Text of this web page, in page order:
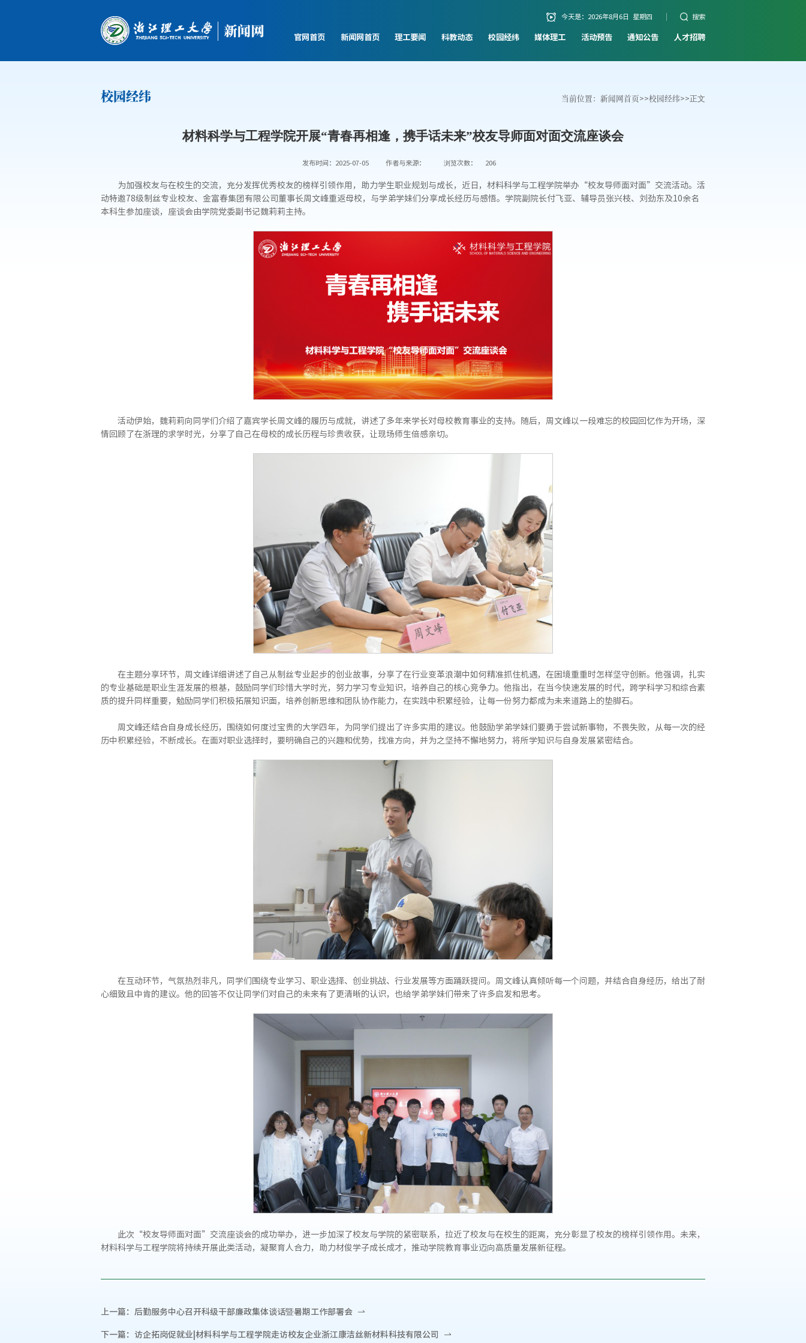
今天是： 2026年8月6日 星期四 搜索
官网首页 新闻网首页 理工要闻 科教动态 校园经纬 媒体理工 活动预告 通知公告 人才招聘
校园经纬 当前位置： 新闻网首页>>校园经纬>>正文
材料科学与工程学院开展“青春再相逢，携手话未来”校友导师面对面交流座谈会
发布时间：2025-07-05 作者与来源： 浏览次数： 206
为加强校友与在校生的交流，充分发挥优秀校友的榜样引领作用，助力学生职业规划与成长，近日，材料科学与工程学院举办“校友导师面对面”交流活动。活
动特邀78级制丝专业校友、金富春集团有限公司董事长周文峰重返母校，与学弟学妹们分享成长经历与感悟。学院副院长付飞亚、辅导员张兴枝、刘劲东及10余名
本科生参加座谈，座谈会由学院党委副书记魏莉莉主持。
活动伊始，魏莉莉向同学们介绍了嘉宾学长周文峰的履历与成就，讲述了多年来学长对母校教育事业的支持。随后，周文峰以一段难忘的校园回忆作为开场，深
情回顾了在浙理的求学时光，分享了自己在母校的成长历程与珍贵收获，让现场师生倍感亲切。
在主题分享环节，周文峰详细讲述了自己从制丝专业起步的创业故事，分享了在行业变革浪潮中如何精准抓住机遇，在困境重重时怎样坚守创新。他强调，扎实
的专业基础是职业生涯发展的根基，鼓励同学们珍惜大学时光，努力学习专业知识，培养自己的核心竞争力。他指出，在当今快速发展的时代，跨学科学习和综合素
质的提升同样重要，勉励同学们积极拓展知识面，培养创新思维和团队协作能力，在实践中积累经验，让每一份努力都成为未来道路上的垫脚石。
周文峰还结合自身成长经历，围绕如何度过宝贵的大学四年，为同学们提出了许多实用的建议。他鼓励学弟学妹们要勇于尝试新事物，不畏失败，从每一次的经
历中积累经验，不断成长。在面对职业选择时，要明确自己的兴趣和优势，找准方向，并为之坚持不懈地努力，将所学知识与自身发展紧密结合。
在互动环节，气氛热烈非凡，同学们围绕专业学习、职业选择、创业挑战、行业发展等方面踊跃提问。周文峰认真倾听每一个问题，并结合自身经历，给出了耐
心细致且中肯的建议。他的回答不仅让同学们对自己的未来有了更清晰的认识，也给学弟学妹们带来了许多启发和思考。
此次“校友导师面对面”交流座谈会的成功举办，进一步加深了校友与学院的紧密联系，拉近了校友与在校生的距离，充分彰显了校友的榜样引领作用。未来，
材料科学与工程学院将持续开展此类活动，凝聚育人合力，助力材俊学子成长成才，推动学院教育事业迈向高质量发展新征程。
上一篇： 后勤服务中心召开科级干部廉政集体谈话暨暑期工作部署会
下一篇： 访企拓岗促就业|材料科学与工程学院走访校友企业浙江康洁丝新材料科技有限公司